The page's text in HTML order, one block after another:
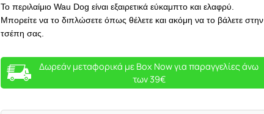
Το περιλαίμιο Wau Dog είναι εξαιρετικά εύκαμπτο και ελαφρύ.
Μπορείτε να το διπλώσετε όπως θέλετε και ακόμη να το βάλετε στην
τσέπη σας.
Δωρεάν μεταφορικά με Box Now για παραγγελίες άνω
των 39€